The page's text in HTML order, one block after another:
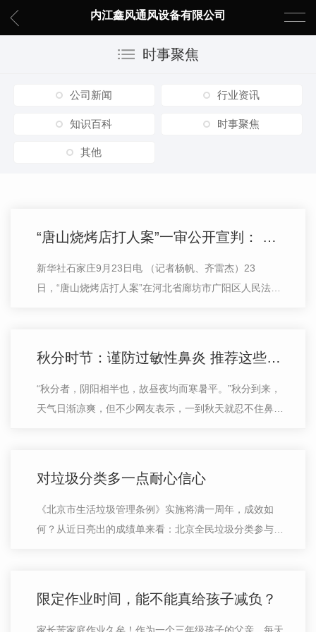
内江鑫风通风设备有限公司
时事聚焦
公司新闻 行业资讯
知识百科 时事聚焦
其他
“唐山烧烤店打人案”一审公开宣判： 主犯陈继志被判有期徒刑24年
新华社石家庄9月23日电 （记者杨帆、齐雷杰）23
日，“唐山烧烤店打人案”在河北省廊坊市广阳区人民法院
秋分时节：谨防过敏性鼻炎 推荐这些预防小妙招
“秋分者，阴阳相半也，故昼夜均而寒暑平。”秋分到来，
天气日渐凉爽，但不少网友表示，一到秋天就忍不住鼻子
对垃圾分类多一点耐心信心
《北京市生活垃圾管理条例》实施将满一周年，成效如
何？从近日亮出的成绩单来看：北京全民垃圾分类参与率
限定作业时间，能不能真给孩子减负？